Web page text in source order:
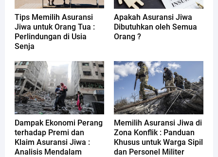
Tips Memilih Asuransi
Jiwa untuk Orang Tua :
Perlindungan di Usia
Senja
Apakah Asuransi Jiwa
Dibutuhkan oleh Semua
Orang ?
Dampak Ekonomi Perang
terhadap Premi dan
Klaim Asuransi Jiwa :
Analisis Mendalam
Memilih Asuransi Jiwa di
Zona Konflik : Panduan
Khusus untuk Warga Sipil
dan Personel Militer